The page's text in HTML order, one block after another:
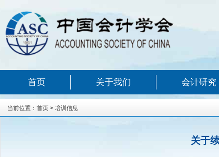
首页 关于我们 会计研究
当前位置： 首页 > 培训信息
关于